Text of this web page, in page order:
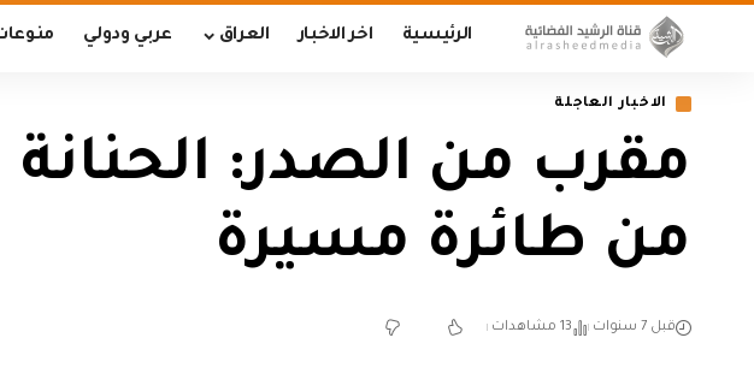
الرئيسية اخر الاخبار العراق عربي ودولي
الاخبار العاجلة
مقرب من الصدر:
من طائرة مسيرة
قبل 7 سنوات 13 مشاهدات